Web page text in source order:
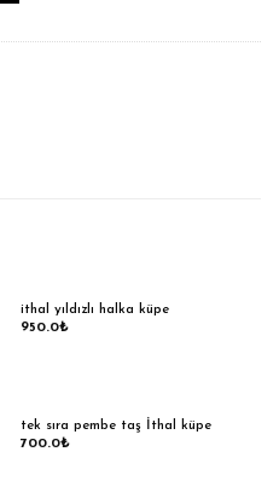
ithal yıldızlı halka küpe
950.0₺
tek sıra pembe taş İthal küpe
700.0₺